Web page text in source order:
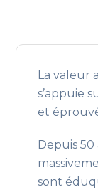
La valeur
s’appuie
et
Depuis
sont